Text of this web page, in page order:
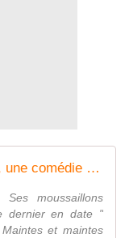
Michel Polnareff, un nouvel album, une comédie musicale ? : "Je n'ai ni à confirmer, ni à infirmer des bruits de couloirs ou des fuites de taupes modèles"
moussaillons
dernier en date "
et maintes